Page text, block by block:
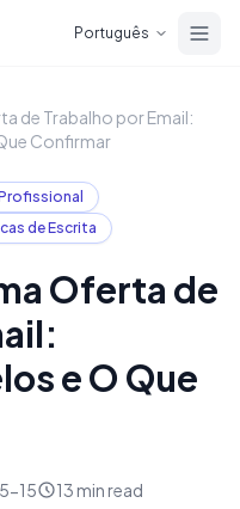
Português
de Trabalho por Email:
Confirmar
de Escrita
Oferta de
e O Que
15 13 min read